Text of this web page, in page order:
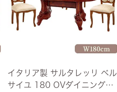
イタリア製 サルタレッリ ベル
サイユ 180 OVダイニング5